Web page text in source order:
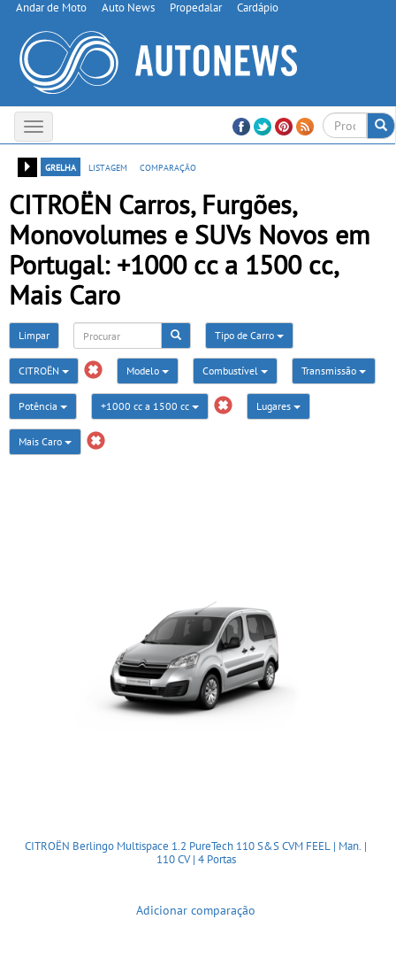
Andar de Moto Auto News Propedalar Cardápio
Toggle
navigation
grelha
listagem comparação
CITROËN Carros, Furgões,
Monovolumes e SUVs Novos em
Portugal: +1000 cc a 1500 cc,
Mais Caro
Limpar Tipo de Carro
CITROËN Modelo Combustível Transmissão
Potência +1000 cc a 1500 cc Lugares
Mais Caro
CITROËN Berlingo Multispace 1.2 PureTech 110 S&S CVM FEEL | Man. |
110 CV | 4 Portas
Adicionar comparação